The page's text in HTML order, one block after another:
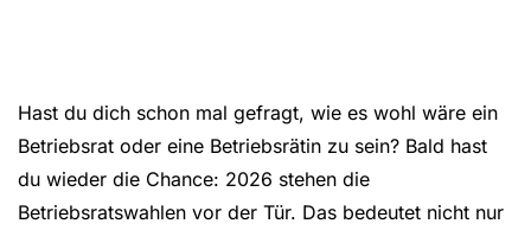
Hast du dich schon mal gefragt, wie es wohl wäre ein
Betriebsrat oder eine Betriebsrätin zu sein? Bald hast
du wieder die Chance: 2026 stehen die
Betriebsratswahlen vor der Tür. Das bedeutet nicht nur